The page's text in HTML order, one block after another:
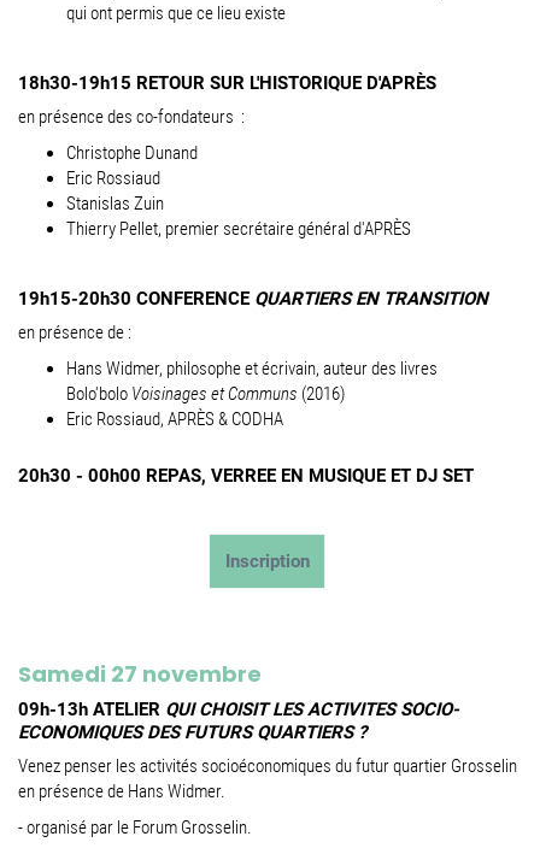
qui ont permis que ce lieu existe
18h30-19h15 RETOUR SUR L'HISTORIQUE D'APRÈS
en présence des co-fondateurs :
Christophe Dunand
Eric Rossiaud
Stanislas Zuin
Thierry Pellet, premier secrétaire général d'APRÈS
19h15-20h30 CONFERENCE QUARTIERS EN TRANSITION
en présence de :
Hans Widmer, philosophe et écrivain, auteur des livres
Bolo'bolo Voisinages et Communs (2016)
Eric Rossiaud, APRÈS & CODHA
20h30 - 00h00 REPAS, VERREE EN MUSIQUE ET DJ SET
Inscription
Samedi 27 novembre
09h-13h ATELIER QUI CHOISIT LES ACTIVITES SOCIO-
ECONOMIQUES DES FUTURS QUARTIERS ?
Venez penser les activités socioéconomiques du futur quartier Grosselin
en présence de Hans Widmer.
- organisé par le Forum Grosselin.